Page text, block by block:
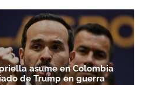
asume en Colombia
de Trump en guerra